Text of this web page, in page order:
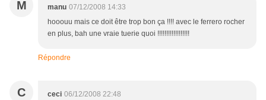
M manu 07/12/2008 14:33
hooouu mais ce doit être trop bon ça !!!! avec le ferrero rocher
en plus, bah une vraie tuerie quoi !!!!!!!!!!!!!!!!!!
Répondre
C ceci 06/12/2008 22:48